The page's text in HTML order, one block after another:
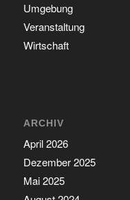
Umgebung
Veranstaltung
Wirtschaft
ARCHIV
April 2026
Dezember 2025
Mai 2025